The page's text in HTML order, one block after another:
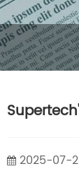
2025-07-